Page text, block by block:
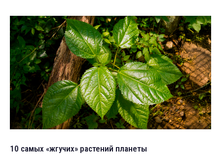
10 самых «жгучих» растений планеты